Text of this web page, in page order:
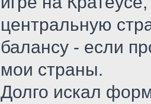
центральную
балансу - если
мои страны.
Долго искал